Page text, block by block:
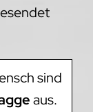
sind
aus.